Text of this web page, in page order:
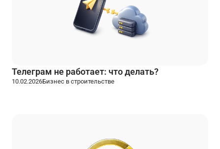
Телеграм не работает: что делать?
10.02.2026Бизнес в строительстве